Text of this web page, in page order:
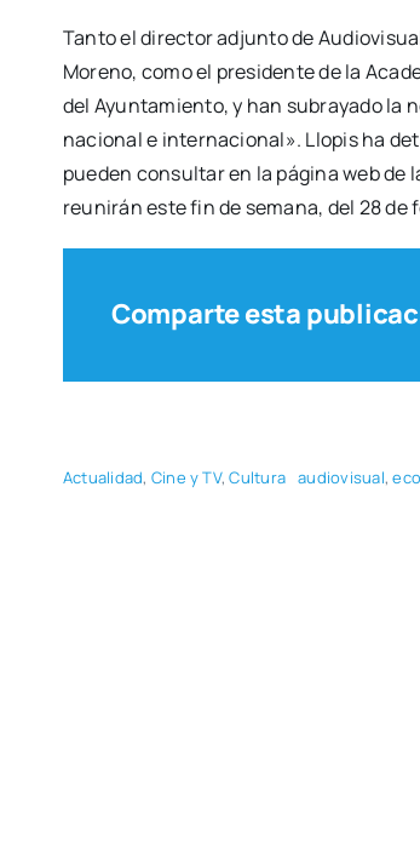
Tan­to el direc­tor adjun­to de
Moreno, como el pre­si­den­te de la
del Ayun­ta­mien­to, y han sub­ra­ya­do la
nacio­nal e inter­na­cio­nal». Llo­pis ha
pue­den con­sul­tar en la pági­na web de
reu­ni­rán este fin de sema­na, del 28 de
Comparte esta
Actua­li­dad, Cine y TV,Cul­tu­ra audio­vi­sual,